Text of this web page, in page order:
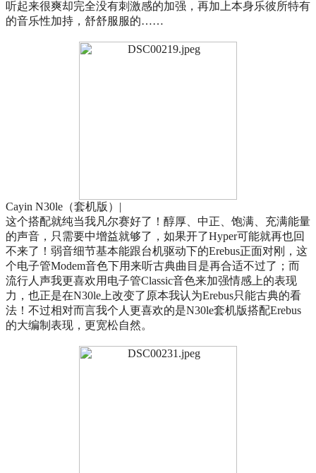
听起来很爽却完全没有刺激感的加强，再加上本身乐彼所特有
的音乐性加持，舒舒服服的……
Cayin N30le（套机版）|
这个搭配就纯当我凡尔赛好了！醇厚、中正、饱满、充满能量
的声音，只需要中增益就够了，如果开了Hyper可能就再也回
不来了！弱音细节基本能跟台机驱动下的Erebus正面对刚，这
个电子管Modem音色下用来听古典曲目是再合适不过了；而
流行人声我更喜欢用电子管Classic音色来加强情感上的表现
力，也正是在N30le上改变了原本我认为Erebus只能古典的看
法！不过相对而言我个人更喜欢的是N30le套机版搭配Erebus
的大编制表现，更宽松自然。